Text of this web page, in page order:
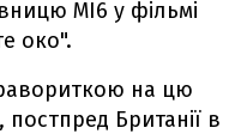
МІ6 у фільмі
око".
на цю
, постпред Британії в